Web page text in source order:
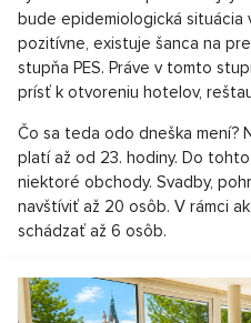
bude epidemiologická situácia
pozitívne, existuje šanca na
stupňa PES. Práve v tomto
prísť k otvoreniu hotelov,
Čo sa teda odo dneška mení?
platí až od 23. hodiny. Do
niektoré obchody. Svadby,
navštíviť až 20 osôb. V rámci
schádzať až 6 osôb.